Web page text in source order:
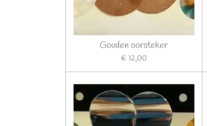
Gouden oorsteker
€ 12,00